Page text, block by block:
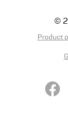
©
Product